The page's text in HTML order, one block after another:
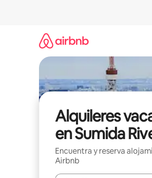
Alquileres
en Sumida
Encuentra y reserva
Airbnb